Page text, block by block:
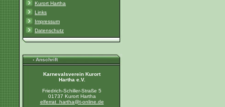
Kurort Hartha
Links
Impressum
Datenschutz
› Anschrift
Karnevalsverein Kurort
Hartha e.V.
Friedrich-Schiller-Straße 5
01737 Kurort Hartha
elferrat_hartha@t-online.de